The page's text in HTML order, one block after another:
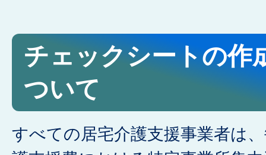
チェックシートの作
ついて
すべての居宅介護支援事業者は